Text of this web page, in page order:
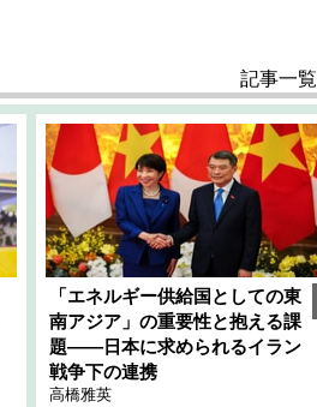
記事一覧
「エネルギー供給国としての東
南アジア」の重要性と抱える課
題――日本に求められるイラン
戦争下の連携
高橋雅英